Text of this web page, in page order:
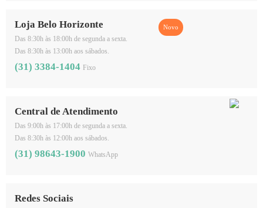
Loja Belo Horizonte
Das 8:30h às 18:00h de segunda a sexta.
Das 8:30h às 13:00h aos sábados.
(31) 3384-1404 Fixo
Central de Atendimento
Das 9:00h às 17:00h de segunda a sexta.
Das 8:30h às 12:00h aos sábados.
(31) 98643-1900 WhatsApp
Redes Sociais